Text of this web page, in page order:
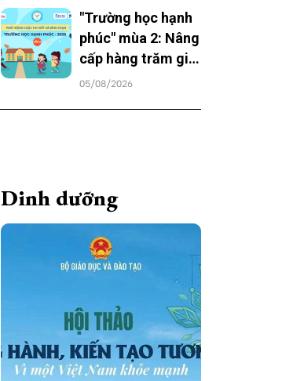
"Trường học hạnh
phúc" mùa 2: Nâng
cấp hàng trăm giải
thưởng, trao niềm
05/08/2026
Dinh dưỡng